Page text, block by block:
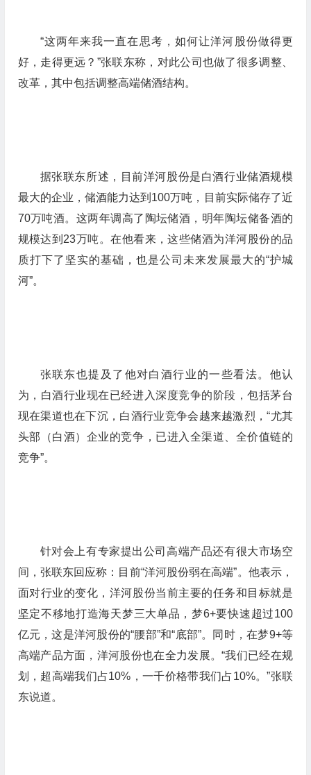
“这两年来我一直在思考，如何让洋河股份做得更
好，走得更远？”张联东称，对此公司也做了很多调整、
改革，其中包括调整高端储酒结构。
据张联东所述，目前洋河股份是白酒行业储酒规模
最大的企业，储酒能力达到100万吨，目前实际储存了近
70万吨酒。这两年调高了陶坛储酒，明年陶坛储备酒的
规模达到23万吨。在他看来，这些储酒为洋河股份的品
质打下了坚实的基础，也是公司未来发展最大的“护城
河”。
张联东也提及了他对白酒行业的一些看法。他认
为，白酒行业现在已经进入深度竞争的阶段，包括茅台
现在渠道也在下沉，白酒行业竞争会越来越激烈，“尤其
头部（白酒）企业的竞争，已进入全渠道、全价值链的
竞争”。
针对会上有专家提出公司高端产品还有很大市场空
间，张联东回应称：目前“洋河股份弱在高端”。他表示，
面对行业的变化，洋河股份当前主要的任务和目标就是
坚定不移地打造海天梦三大单品，梦6+要快速超过100
亿元，这是洋河股份的“腰部”和“底部”。同时，在梦9+等
高端产品方面，洋河股份也在全力发展。“我们已经在规
划，超高端我们占10%，一千价格带我们占10%。”张联
东说道。